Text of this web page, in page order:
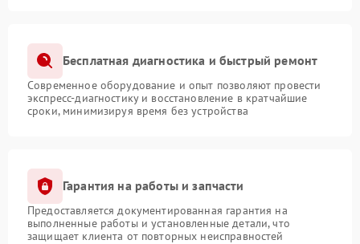
Бесплатная диагностика и быстрый ремонт
Современное оборудование и опыт позволяют провести
экспресс-диагностику и восстановление в кратчайшие
сроки, минимизируя время без устройства
Гарантия на работы и запчасти
Предоставляется документированная гарантия на
выполненные работы и установленные детали, что
защищает клиента от повторных неисправностей